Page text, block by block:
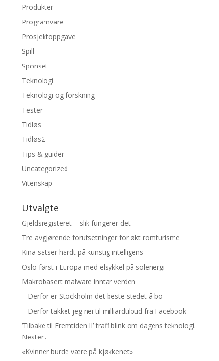
Produkter
Programvare
Prosjektoppgave
Spill
Sponset
Teknologi
Teknologi og forskning
Tester
Tidløs
Tidløs2
Tips & guider
Uncategorized
Vitenskap
Utvalgte
Gjeldsregisteret – slik fungerer det
Tre avgjørende forutsetninger for økt romturisme
Kina satser hardt på kunstig intelligens
Oslo først i Europa med elsykkel på solenergi
Makrobasert malware inntar verden
– Derfor er Stockholm det beste stedet å bo
– Derfor takket jeg nei til milliardtilbud fra Facebook
’Tilbake til Fremtiden II’ traff blink om dagens teknologi.
Nesten.
«Kvinner burde være på kjøkkenet»